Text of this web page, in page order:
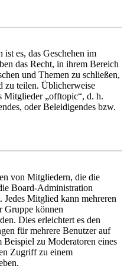
es, das Geschehen im
das Recht, in ihrem Bereich
und Themen zu schließen,
zu teilen. Üblicherweise
Mitglieder „offtopic“, d. h.
oder Beleidigendes bzw.
von Mitgliedern, die die
Board-Administration
Mitglied kann mehreren
Gruppe können
Dies erleichtert es den
für mehrere Benutzer auf
Beispiel zu Moderatoren eines
Zugriff zu einem